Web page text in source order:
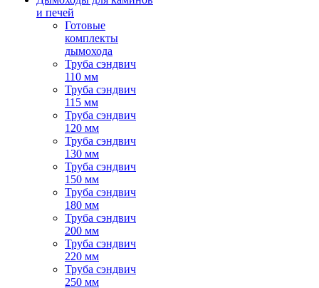
и печей
Готовые
комплекты
дымохода
Труба сэндвич
110 мм
Труба сэндвич
115 мм
Труба сэндвич
120 мм
Труба сэндвич
130 мм
Труба сэндвич
150 мм
Труба сэндвич
180 мм
Труба сэндвич
200 мм
Труба сэндвич
220 мм
Труба сэндвич
250 мм